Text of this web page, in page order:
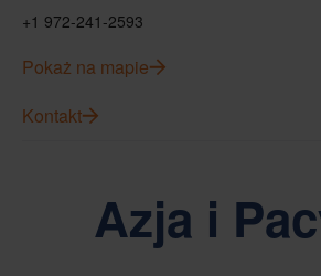
+1 972-241-2593
Pokaż na mapie
Kontakt
Azja i